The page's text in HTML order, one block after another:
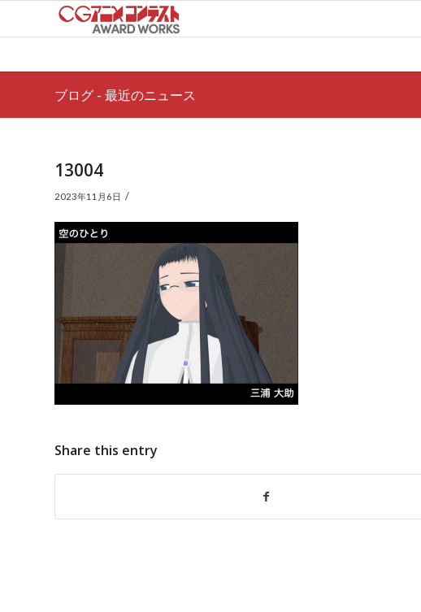
ブログ - 最近のニュース
13004
2023年11月6日 /
Share this entry